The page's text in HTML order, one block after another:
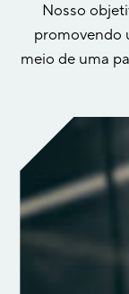
Nosso
promovendo
meio de uma